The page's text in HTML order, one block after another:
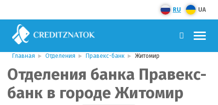
RU UA
Главная Отделения Правекс-банк Житомир
Отделения банка Правекс-
банк в городе Житомир